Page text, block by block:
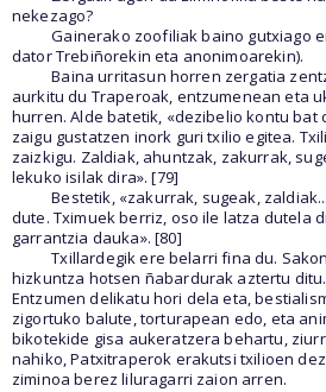
nekezago?
Gainerako zoofiliak baino gutxiago
dator Trebiñorekin eta anonimoarekin).
Baina urritasun horren zergatia
aurkitu du Traperoak, entzumenean eta
hurren. Alde batetik, «dezibelio kontu bat
zaigu gustatzen inork guri txilio egitea.
zaizkigu. Zaldiak, ahuntzak, zakurrak,
lekuko isilak dira». [79]
Bestetik, «zakurrak, sugeak,
dute. Tximuek berriz, oso ile latza dutela
garrantzia dauka». [80]
Txillardegik ere belarri fina du.
hizkuntza hotsen ñabardurak aztertu
Entzumen delikatu hori dela eta,
zigortuko balute, torturapean edo, eta
bikotekide gisa aukeratzera behartu,
nahiko, Patxitraperok erakutsi txilioen
ziminoa berez liluragarri zaion arren.